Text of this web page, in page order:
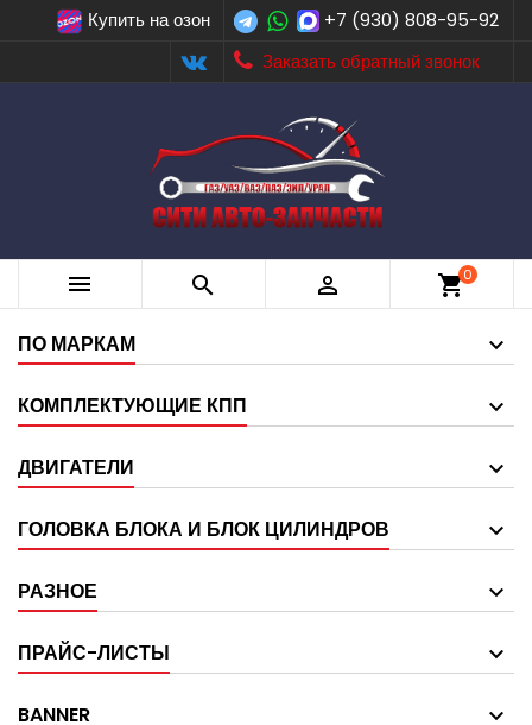
Купить на озон
+7 (930) 808-95-92
Заказать обратный звонок
   shopping_cart0
ПО МАРКАМ
КОМПЛЕКТУЮЩИЕ КПП
ДВИГАТЕЛИ
ГОЛОВКА БЛОКА И БЛОК ЦИЛИНДРОВ
РАЗНОЕ
ПРАЙС-ЛИСТЫ
BANNER